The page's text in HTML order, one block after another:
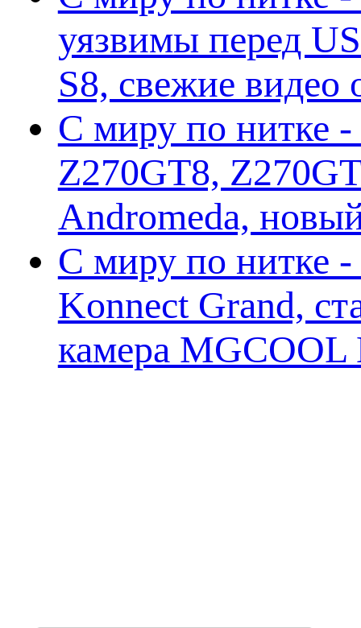
уязвимы перед
S8, свежие
С миру по нитке -
Z270GT8,
Andromeda,
С миру по нитке -
Konnect Grand,
камера MGCOOL